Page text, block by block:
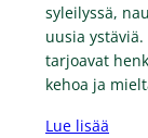
syleilyssä,
uusia
tarjoavat
kehoa ja
Lue lisää